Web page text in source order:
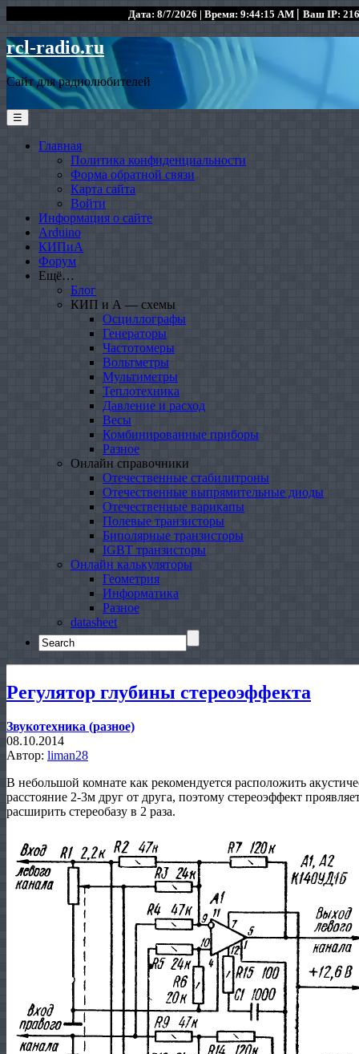
Дата: 8/7/2026 | Время: 9:44:15 AM | Ваш IP:
rcl-radio.ru
Сайт для радиолюбителей
☰
Главная
Политика конфиденциальности
Форма обратной связи
Карта сайта
Войти
Информация о сайте
Arduino
КИПиА
Форум
Ещё…
Блог
КИП и А — схемы
Осциллографы
Генераторы
Частотомеры
Вольтметры
Мультиметры
Теплотехника
Давление и расход
Весы
Комбинированные приборы
Разное
Онлайн справочники
Отечественные стабилитроны
Отечественные выпрямительные диоды
Отечественные варикапы
Полевые транзисторы
Биполярные транзисторы
IGBT транзисторы
Онлайн калькуляторы
Геометрия
Информатика
Разное
datasheet
Search
for:
Регулятор глубины стереоэффекта
Звукотехника (разное)
08.10.2014
Автор: liman28
В небольшой комнате как рекомендуется расположить
расстояние 2-3м друг от друга, поэтому стереоэффект
расширить стереобазу в 2 раза.